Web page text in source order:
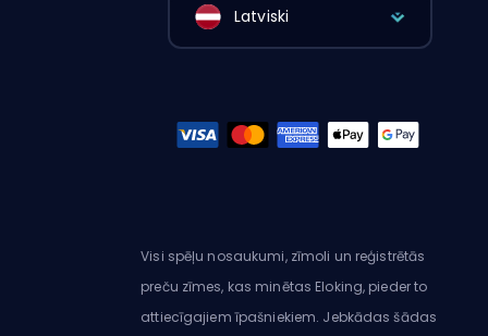
Latviski
Visi spēļu nosaukumi, zīmoli un reģistrētās
preču zīmes, kas minētas Eloking, pieder to
attiecīgajiem īpašniekiem. Jebkādas šādas